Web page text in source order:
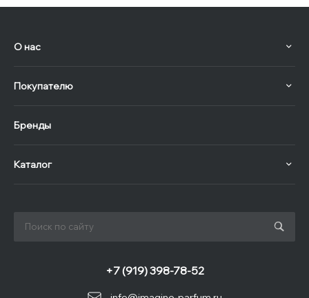
О нас
Покупателю
Бренды
Каталог
+7 (919) 398-78-52